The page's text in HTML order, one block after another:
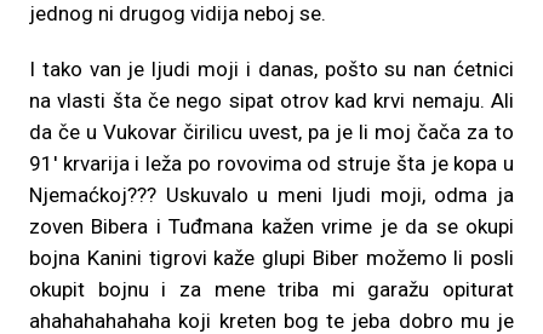
jednog ni drugog vidija neboj se.
I tako van je ljudi moji i danas, pošto su nan ćetnici
na vlasti šta če nego sipat otrov kad krvi nemaju. Ali
da če u Vukovar čirilicu uvest, pa je li moj čača za to
91′ krvarija i leža po rovovima od struje šta je kopa u
Njemaćkoj??? Uskuvalo u meni ljudi moji, odma ja
zoven Bibera i Tuđmana kažen vrime je da se okupi
bojna Kanini tigrovi kaže glupi Biber možemo li posli
okupit bojnu i za mene triba mi garažu opiturat
ahahahahahaha koji kreten bog te jeba dobro mu je